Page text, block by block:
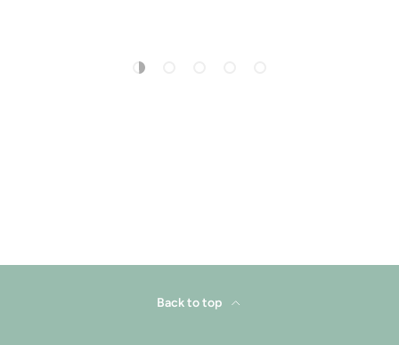
Load slide 1 of 5
Back to top